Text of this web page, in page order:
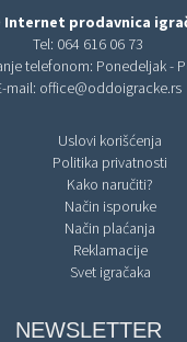
Internet prodavnica
Tel: 064 616 06 73
telefonom: Ponedeljak -
mail: office@oddoigracke.rs
Uslovi korišćenja
Politika privatnosti
Kako naručiti?
Način isporuke
Način plaćanja
Reklamacije
Svet igračaka
NEWSLETTER